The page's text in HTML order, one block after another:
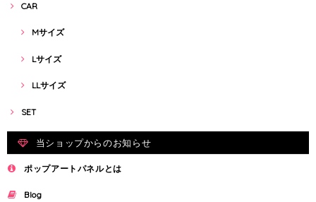
CAR
Mサイズ
Lサイズ
LLサイズ
SET
当ショップからのお知らせ
ポップアートパネルとは
Blog